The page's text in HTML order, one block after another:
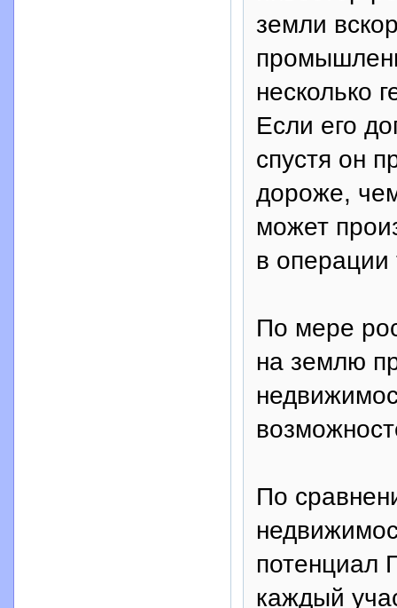
земли
несколько
Если его
спустя он
дороже,
может
в операции
По мере
на землю
По
потенциал
каждый